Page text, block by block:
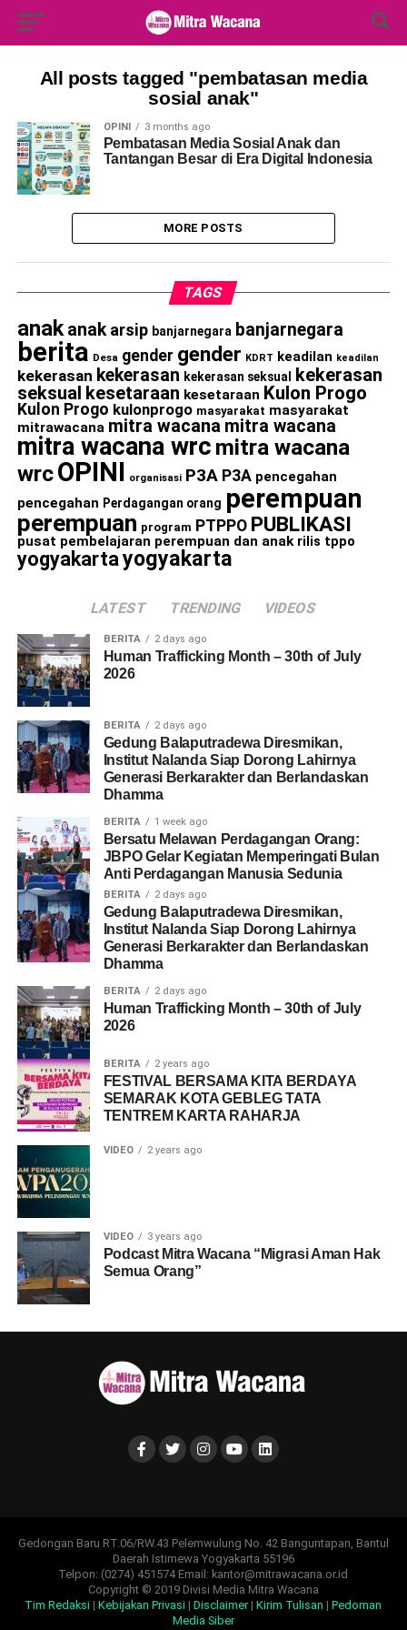
for:
All posts tagged "pembatasan media
sosial anak"
OPINI 3 months ago
Pembatasan Media Sosial Anak dan
Tantangan Besar di Era Digital Indonesia
MORE POSTS
TAGS
anak anak arsip banjarnegara banjarnegara
berita Desa gender gender KDRT keadilan keadilan
kekerasan kekerasan kekerasan seksual
kekerasan
seksual kesetaraan kesetaraan Kulon Progo
Kulon Progo kulonprogo masyarakat masyarakat
mitrawacana mitra wacana mitra wacana
mitra wacana wrc mitra wacana
wrcOPINI organisasi P3A P3A pencegahan
pencegahan Perdagangan orang perempuan
perempuan program PTPPO PUBLIKASI
pusat pembelajaran perempuan dan anak rilis tppo
yogyakartayogyakarta
LATEST TRENDING VIDEOS
BERITA 2 days ago
Human Trafficking Month – 30th of July
2026
BERITA 2 days ago
Gedung Balaputradewa Diresmikan,
Institut Nalanda Siap Dorong Lahirnya
Generasi Berkarakter dan Berlandaskan
Dhamma
BERITA 1 week ago
Bersatu Melawan Perdagangan Orang:
JBPO Gelar Kegiatan Memperingati Bulan
Anti Perdagangan Manusia Sedunia
BERITA 2 days ago
Gedung Balaputradewa Diresmikan,
Institut Nalanda Siap Dorong Lahirnya
Generasi Berkarakter dan Berlandaskan
Dhamma
BERITA 2 days ago
Human Trafficking Month – 30th of July
2026
BERITA 2 years ago
FESTIVAL BERSAMA KITA BERDAYA
SEMARAK KOTA GEBLEG TATA
TENTREM KARTA RAHARJA
VIDEO 2 years ago
VIDEO 3 years ago
Podcast Mitra Wacana “Migrasi Aman Hak
Semua Orang”
Gedongan Baru RT.06/RW.43 Pelemwulung No. 42 Banguntapan, Bantul
Daerah Istimewa Yogyakarta 55196
Telpon: (0274) 451574 Email: kantor@mitrawacana.or.id
Copyright © 2019 Divisi Media Mitra Wacana
Tim Redaksi |Kebijakan Privasi |Disclaimer |Kirim Tulisan |Pedoman
Media Siber